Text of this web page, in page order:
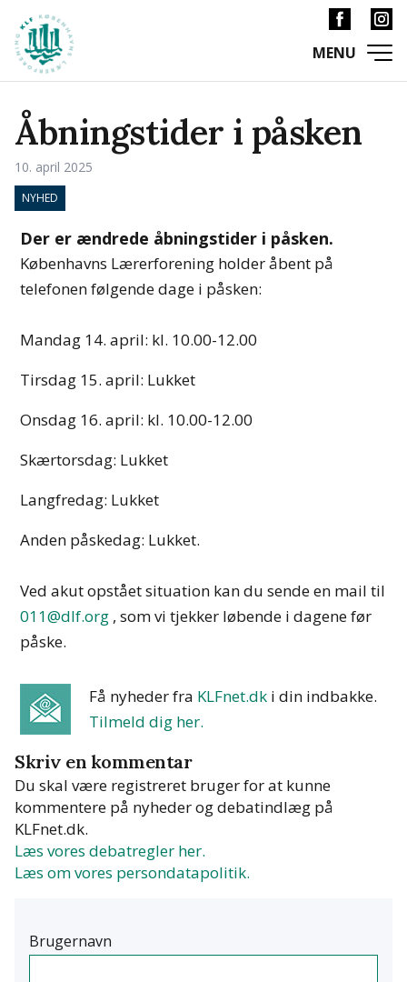
Åbningstider i påsken
10. april 2025
NYHED
Der er ændrede åbningstider i påsken.
Københavns Lærerforening holder åbent på
telefonen følgende dage i påsken:
Mandag 14. april: kl. 10.00-12.00
Tirsdag 15. april: Lukket
Onsdag 16. april: kl. 10.00-12.00
Skærtorsdag: Lukket
Langfredag: Lukket
Anden påskedag: Lukket.
Ved akut opstået situation kan du sende en mail til
011@dlf.org , som vi tjekker løbende i dagene før
påske.
Få nyheder fra KLFnet.dk i din indbakke.
Tilmeld dig her.
Skriv en kommentar
Du skal være registreret bruger for at kunne
kommentere på nyheder og debatindlæg på
KLFnet.dk.
Læs vores debatregler her.
Læs om vores persondatapolitik.
Brugernavn